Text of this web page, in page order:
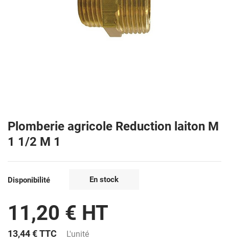
Plomberie agricole Reduction laiton M
1 1/2 M 1
Disponibilité En stock
11,20 € HT
13,44 €TTC L'unité